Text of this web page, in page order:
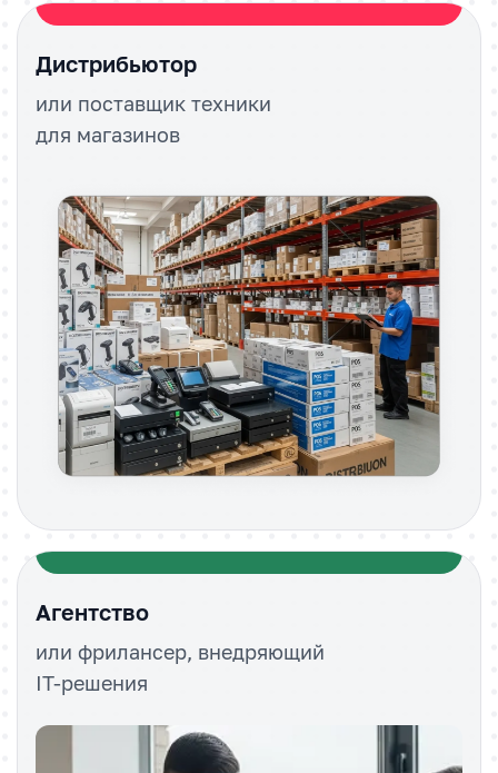
Дистрибьютор
или поставщик техники
для магазинов
Агентство
или фрилансер, внедряющий
IT-решения